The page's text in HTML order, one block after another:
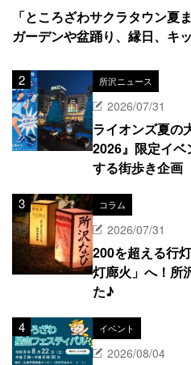
「ところざわサクラタウン夏
ガーデンや盆踊り、縁日、キ
所沢ニュース
2026/07/31
ライオンズ夏の
2026』限定イ
する街歩き企画
コラム
2026/07/31
200を超える行
灯廊火」へ！所
た♪
イベント
2026/08/04